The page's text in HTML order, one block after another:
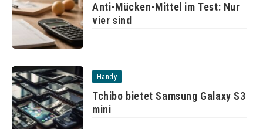
Anti-Mücken-Mittel im Test: Nur
vier sind
Handy
Tchibo bietet Samsung Galaxy S3
mini